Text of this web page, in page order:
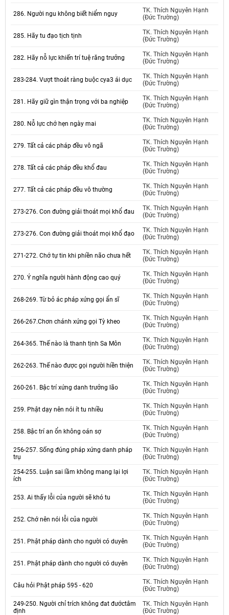
286. Người ngu không biết hiểm nguy
TK. Thích Nguyên Hạnh
(Đức Trường)
285. Hãy tu đạo tịch tịnh
TK. Thích Nguyên Hạnh
(Đức Trường)
282. Hãy nỗ lực khiến trí tuệ răng trưởng
TK. Thích Nguyên Hạnh
(Đức Trường)
283-284. Vượt thoát ràng buộc cya3 ái dục
TK. Thích Nguyên Hạnh
(Đức Trường)
281. Hãy giữ gìn thận trọng với ba nghiệp
TK. Thích Nguyên Hạnh
(Đức Trường)
280. Nỗ lực chớ hẹn ngày mai
TK. Thích Nguyên Hạnh
(Đức Trường)
279. Tất cả các pháp đều vô ngã
TK. Thích Nguyên Hạnh
(Đức Trường)
278. Tất cả các pháp đều khổ đau
TK. Thích Nguyên Hạnh
(Đức Trường)
277. Tất cả các pháp đều vô thường
TK. Thích Nguyên Hạnh
(Đức Trường)
273-276. Con đường giải thoát mọi khổ đau
TK. Thích Nguyên Hạnh
(Đức Trường)
273-276. Con đường giải thoát mọi khổ đạo
TK. Thích Nguyên Hạnh
(Đức Trường)
271-272. Chớ tự tin khi phiền não chưa hết
TK. Thích Nguyên Hạnh
(Đức Trường)
270. Ý nghĩa người hành động cao quý
TK. Thích Nguyên Hạnh
(Đức Trường)
268-269. Từ bỏ ác pháp xứng gọi ẩn sĩ
TK. Thích Nguyên Hạnh
(Đức Trường)
266-267.Chơn chánh xứng gọi Tỳ kheo
TK. Thích Nguyên Hạnh
(Đức Trường)
264-365. Thế nào là thanh tịnh Sa Môn
TK. Thích Nguyên Hạnh
(Đức Trường)
262-263. Thế nào được gọi người hiền thiện
TK. Thích Nguyên Hạnh
(Đức Trường)
260-261. Bậc trí xứng danh trưởng lão
TK. Thích Nguyên Hạnh
(Đức Trường)
259. Phật dạy nên nói ít tu nhiều
TK. Thích Nguyên Hạnh
(Đức Trường)
258. Bậc trí an ổn không oán sợ
TK. Thích Nguyên Hạnh
(Đức Trường)
256-257. Sống đúng pháp xứng danh pháp
trụ
TK. Thích Nguyên Hạnh
(Đức Trường)
254-255. Luận sai lầm không mang lại lợi
ích
TK. Thích Nguyên Hạnh
(Đức Trường)
253. Ai thấy lỗi của người sẽ khó tu
TK. Thích Nguyên Hạnh
(Đức Trường)
252. Chớ nên nói lỗi của người
TK. Thích Nguyên Hạnh
(Đức Trường)
251. Phật pháp dành cho người có duyên
TK. Thích Nguyên Hạnh
(Đức Trường)
251. Phật pháp dành cho người có duyên
TK. Thích Nguyên Hạnh
(Đức Trường)
Câu hỏi Phật pháp 595 - 620
TK. Thích Nguyên Hạnh
(Đức Trường)
249-250. Người chỉ trích không đat đướctâm
định
TK. Thích Nguyên Hạnh
(Đức Trường)